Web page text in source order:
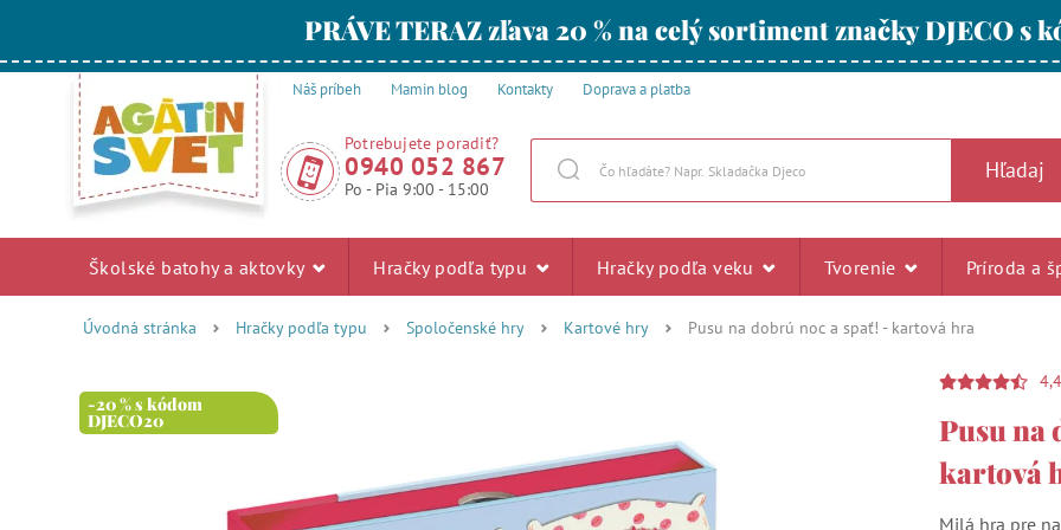
PRÁVE TERAZ zľava 20 % na celý sortiment značky DJECO s
Náš príbeh Mamin blog Kontakty Doprava a platba
Potrebujete poradiť?
0940 052 867
Po - Pia 9:00 - 15:00
Hľadaj
Školské batohy a aktovky Hračky podľa typu Hračky podľa veku Tvorenie Príroda a
Úvodná stránka Hračky podľa typu Spoločenské hry Kartové hry Pusu na dobrú noc a spať! - kartová hra
-20 % s kódom
DJECO20
4,4
Pusu na
kartová
Milá hra pre